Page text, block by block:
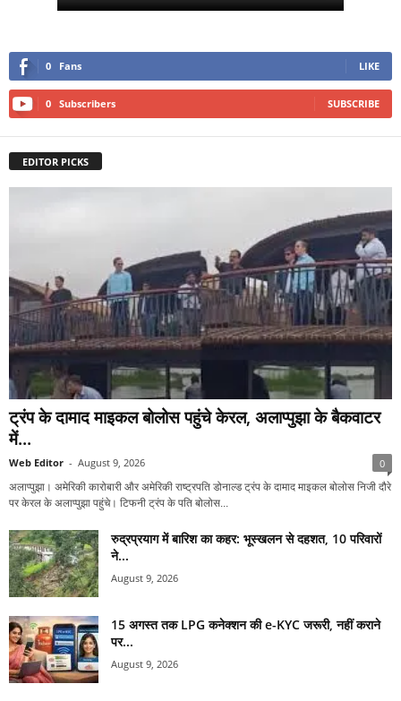
0 Fans LIKE
0 Subscribers SUBSCRIBE
EDITOR PICKS
ट्रंप के दामाद माइकल बोलोस पहुंचे केरल, अलाप्पुझा के बैकवाटर
में...
Web Editor - August 9, 2026 0
अलाप्पुझा। अमेरिकी कारोबारी और अमेरिकी राष्ट्रपति डोनाल्ड ट्रंप के दामाद माइकल बोलोस निजी दौरे
पर केरल के अलाप्पुझा पहुंचे। टिफनी ट्रंप के पति बोलोस...
रुद्रप्रयाग में बारिश का कहर: भूस्खलन से दहशत, 10 परिवारों
ने...
August 9, 2026
15 अगस्त तक LPG कनेक्शन की e-KYC जरूरी, नहीं कराने
पर...
August 9, 2026